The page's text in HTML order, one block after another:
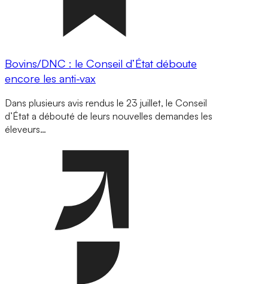
Bovins/DNC : le Conseil d’État déboute
encore les anti-vax
Dans plusieurs avis rendus le 23 juillet, le Conseil
d’État a débouté de leurs nouvelles demandes les
éleveurs…